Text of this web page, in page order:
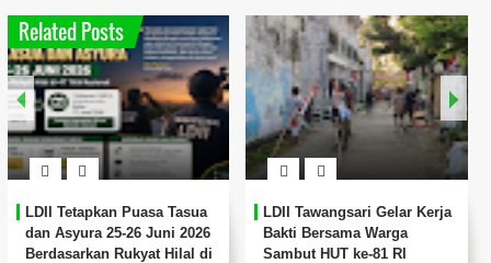
Related Posts
LDII Tetapkan Puasa Tasua
dan Asyura 25-26 Juni 2026
Berdasarkan Rukyat Hilal di
LDII Tawangsari Gelar Kerja
Bakti Bersama Warga
Sambut HUT ke-81 RI